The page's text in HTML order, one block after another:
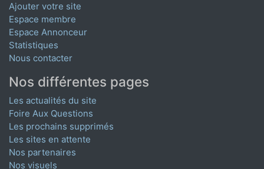
Ajouter votre site
Espace membre
Espace Annonceur
Statistiques
Nous contacter
Nos différentes pages
Les actualités du site
Foire Aux Questions
Les prochains supprimés
Les sites en attente
Nos partenaires
Nos visuels